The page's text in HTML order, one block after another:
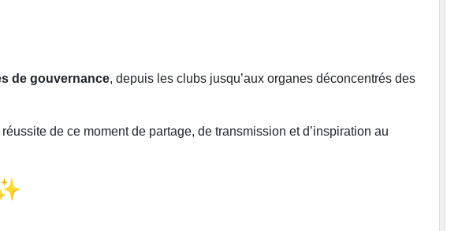
de gouvernance, depuis les clubs jusqu’aux organes déconcentrés des
de ce moment de partage, de transmission et d’inspiration au